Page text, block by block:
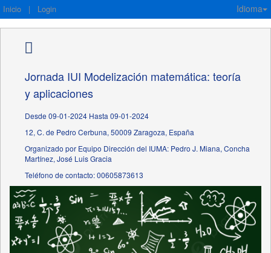
Inicio | Login Idioma
Jornada IUI Modelización matemática: teoría
y aplicaciones
Desde 09-01-2024 Hasta 09-01-2024
12, C. de Pedro Cerbuna, 50009 Zaragoza, España
Organizado por Equipo Dirección del IUMA: Pedro J. Miana, Concha
Martínez, José Luis Gracia
Teléfono de contacto: 00605873613